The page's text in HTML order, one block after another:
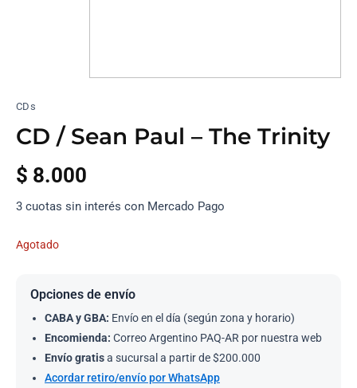
CDs
CD / Sean Paul – The Trinity
$ 8.000
3 cuotas sin interés con Mercado Pago
Agotado
Opciones de envío
CABA y GBA: Envío en el día (según zona y horario)
Encomienda: Correo Argentino PAQ-AR por nuestra web
Envío gratisa sucursal a partir de $200.000
Acordar retiro/envío por WhatsApp